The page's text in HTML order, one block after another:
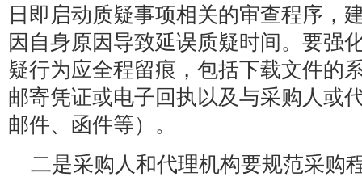
日即启动质疑事项相关的审查程序，
因自身原因导致延误质疑时间。要强
疑行为应全程留痕，包括下载文件的
邮寄凭证或电子回执以及与采购人或
邮件、函件等）。
二是采购人和代理机构要规范采购